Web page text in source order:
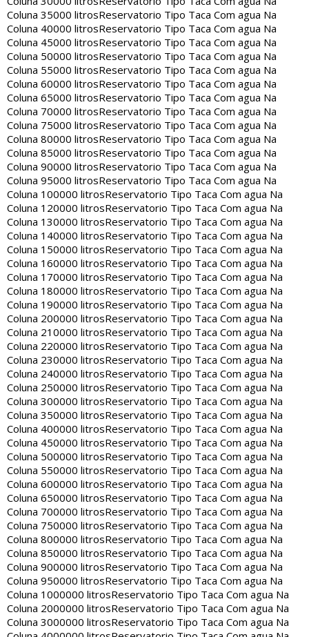
Coluna 35000 litrosReservatorio Tipo Taca Com agua Na
Coluna 40000 litrosReservatorio Tipo Taca Com agua Na
Coluna 45000 litrosReservatorio Tipo Taca Com agua Na
Coluna 50000 litrosReservatorio Tipo Taca Com agua Na
Coluna 55000 litrosReservatorio Tipo Taca Com agua Na
Coluna 60000 litrosReservatorio Tipo Taca Com agua Na
Coluna 65000 litrosReservatorio Tipo Taca Com agua Na
Coluna 70000 litrosReservatorio Tipo Taca Com agua Na
Coluna 75000 litrosReservatorio Tipo Taca Com agua Na
Coluna 80000 litrosReservatorio Tipo Taca Com agua Na
Coluna 85000 litrosReservatorio Tipo Taca Com agua Na
Coluna 90000 litrosReservatorio Tipo Taca Com agua Na
Coluna 95000 litrosReservatorio Tipo Taca Com agua Na
Coluna 100000 litrosReservatorio Tipo Taca Com agua Na
Coluna 120000 litrosReservatorio Tipo Taca Com agua Na
Coluna 130000 litrosReservatorio Tipo Taca Com agua Na
Coluna 140000 litrosReservatorio Tipo Taca Com agua Na
Coluna 150000 litrosReservatorio Tipo Taca Com agua Na
Coluna 160000 litrosReservatorio Tipo Taca Com agua Na
Coluna 170000 litrosReservatorio Tipo Taca Com agua Na
Coluna 180000 litrosReservatorio Tipo Taca Com agua Na
Coluna 190000 litrosReservatorio Tipo Taca Com agua Na
Coluna 200000 litrosReservatorio Tipo Taca Com agua Na
Coluna 210000 litrosReservatorio Tipo Taca Com agua Na
Coluna 220000 litrosReservatorio Tipo Taca Com agua Na
Coluna 230000 litrosReservatorio Tipo Taca Com agua Na
Coluna 240000 litrosReservatorio Tipo Taca Com agua Na
Coluna 250000 litrosReservatorio Tipo Taca Com agua Na
Coluna 300000 litrosReservatorio Tipo Taca Com agua Na
Coluna 350000 litrosReservatorio Tipo Taca Com agua Na
Coluna 400000 litrosReservatorio Tipo Taca Com agua Na
Coluna 450000 litrosReservatorio Tipo Taca Com agua Na
Coluna 500000 litrosReservatorio Tipo Taca Com agua Na
Coluna 550000 litrosReservatorio Tipo Taca Com agua Na
Coluna 600000 litrosReservatorio Tipo Taca Com agua Na
Coluna 650000 litrosReservatorio Tipo Taca Com agua Na
Coluna 700000 litrosReservatorio Tipo Taca Com agua Na
Coluna 750000 litrosReservatorio Tipo Taca Com agua Na
Coluna 800000 litrosReservatorio Tipo Taca Com agua Na
Coluna 850000 litrosReservatorio Tipo Taca Com agua Na
Coluna 900000 litrosReservatorio Tipo Taca Com agua Na
Coluna 950000 litrosReservatorio Tipo Taca Com agua Na
Coluna 1000000 litrosReservatorio Tipo Taca Com agua Na
Coluna 2000000 litrosReservatorio Tipo Taca Com agua Na
Coluna 3000000 litrosReservatorio Tipo Taca Com agua Na